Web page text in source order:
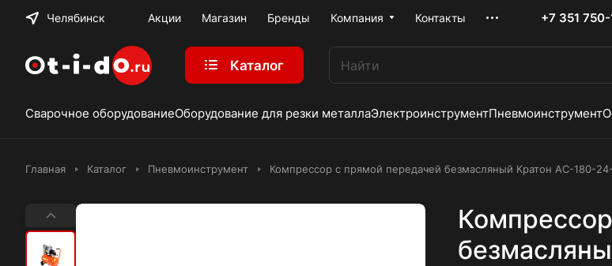
Челябинск Акции Магазин Бренды Компания Контакты +7 351
Каталог
Сварочное оборудованиеОборудование для резки металлаЭлектроинструментПневмоинструмент
Главная Каталог Пневмоинструмент Компрессор с прямой передачей безмасляный Кратон AC-180-